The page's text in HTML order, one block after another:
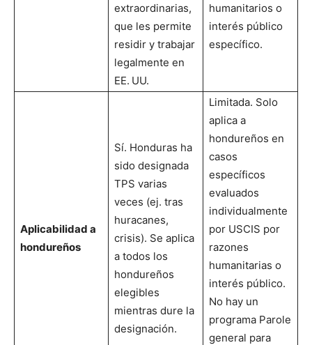
extraordinarias,
que les permite
residir y trabajar
legalmente en
EE. UU.
humanitarios o
interés público
específico.
Aplicabilidad a
hondureños
Sí. Honduras ha
sido designada
TPS varias
veces (ej. tras
huracanes,
crisis). Se aplica
a todos los
hondureños
elegibles
mientras dure la
designación.
Limitada. Solo
aplica a
hondureños en
casos
específicos
evaluados
individualmente
por USCIS por
razones
humanitarias o
interés público.
No hay un
programa Parole
general para